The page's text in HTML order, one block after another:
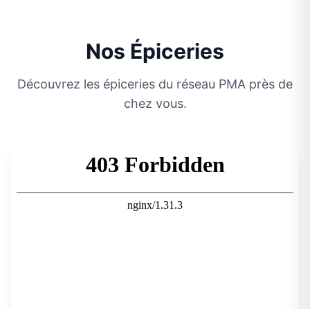
Nos Épiceries
Découvrez les épiceries du réseau PMA près de
chez vous.